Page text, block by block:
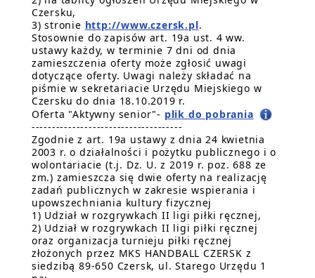
Czersku,
3) stronie http://www.czersk.pl.
Stosownie do zapisów art. 19a ust. 4 ww.
ustawy każdy, w terminie 7 dni od dnia
zamieszczenia oferty może zgłosić uwagi
dotyczące oferty. Uwagi należy składać na
piśmie w sekretariacie Urzędu Miejskiego w
Czersku do dnia 18.10.2019 r.
Oferta "Aktywny senior"- plik do pobrania
-------------------------------------
Zgodnie z art. 19a ustawy z dnia 24 kwietnia
2003 r. o działalności i pożytku publicznego i o
wolontariacie (t.j. Dz. U. z 2019 r. poz. 688 ze
zm.) zamieszcza się dwie oferty na realizację
zadań publicznych w zakresie wspierania i
upowszechniania kultury fizycznej
1) Udział w rozgrywkach II ligi piłki ręcznej,
2) Udział w rozgrywkach II ligi piłki ręcznej
oraz organizacja turnieju piłki ręcznej
złożonych przez MKS HANDBALL CZERSK z
siedzibą 89-650 Czersk, ul. Starego Urzędu 1